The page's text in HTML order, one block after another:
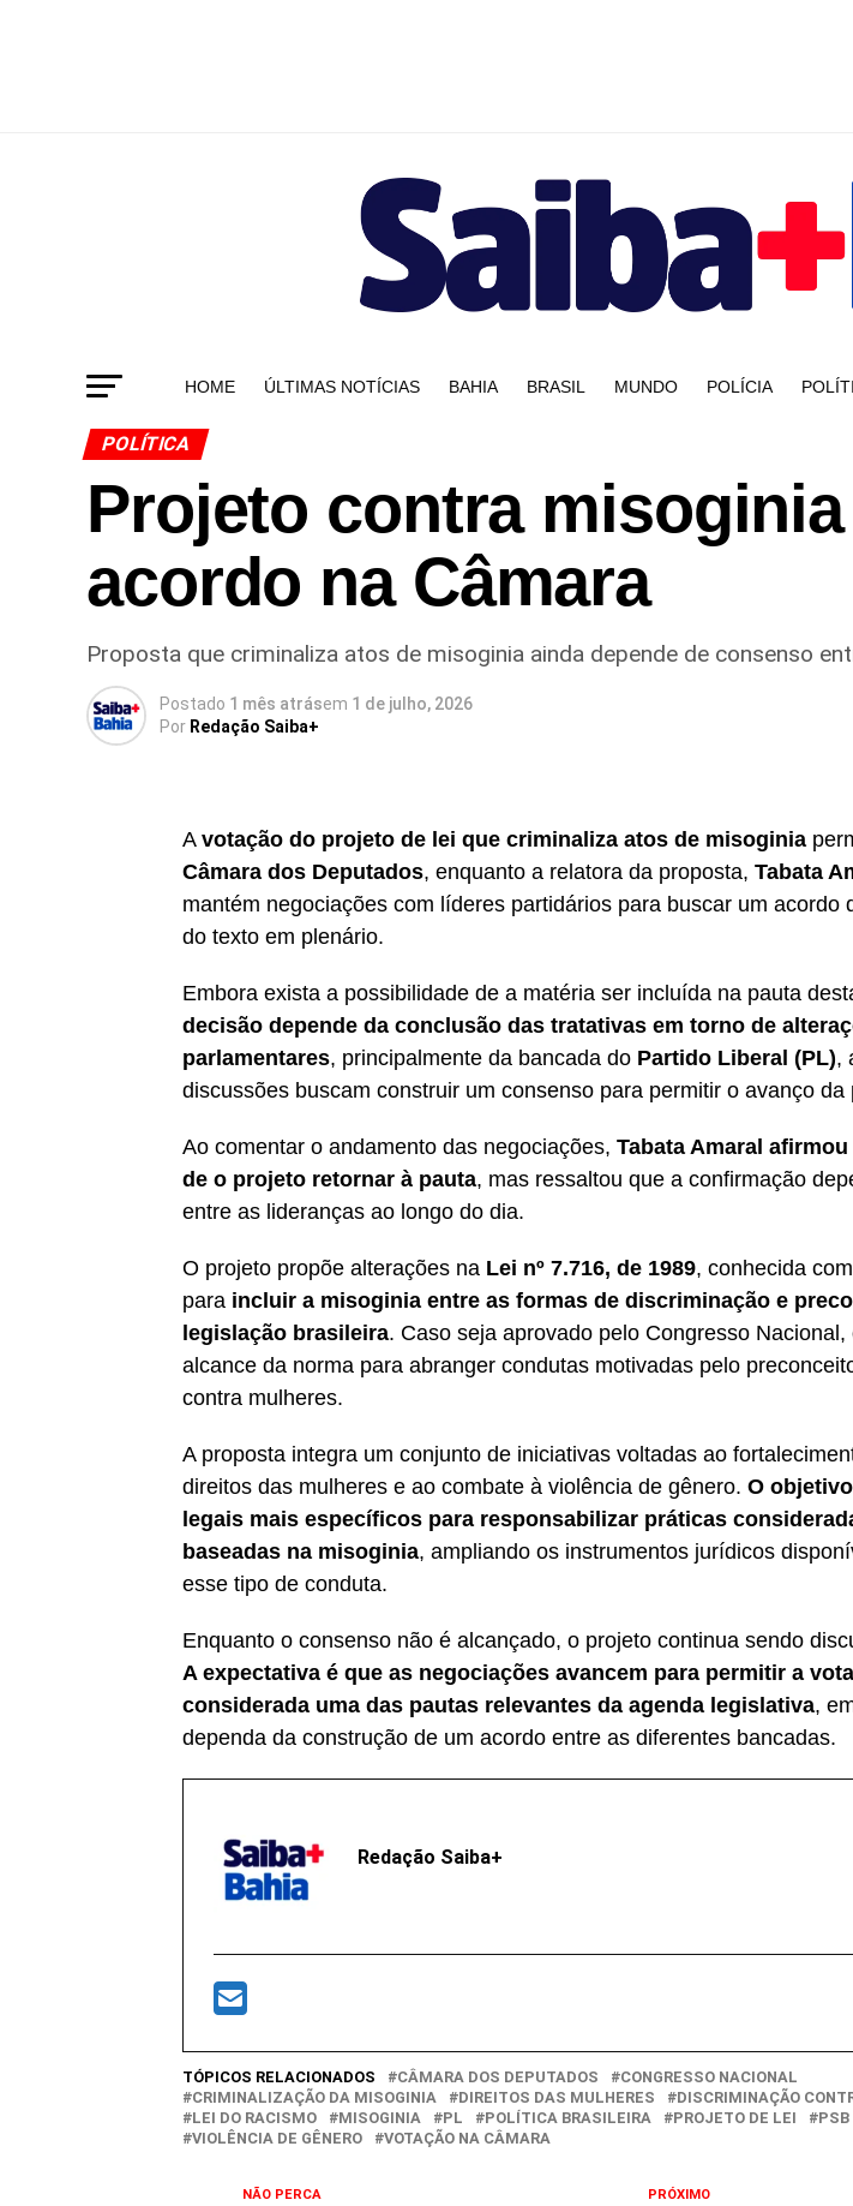
HOME ÚLTIMAS NOTÍCIAS BAHIA BRASIL MUNDO POLÍCIA
POLÍTICA
Projeto contra
acordo na Câmara
Proposta que criminaliza atos de misoginia ainda depende de consenso
Postado 1 mês atrásem 1 de julho, 2026
Por Redação Saiba+
A votação do projeto de lei que criminaliza atos de misoginia
Câmara dos Deputados, enquanto a relatora da proposta, Tabata
mantém negociações com líderes partidários para buscar um acordo
do texto em plenário.
Embora exista a possibilidade de a matéria ser incluída na pauta
decisão depende da conclusão das tratativas em torno de
parlamentares, principalmente da bancada do Partido Liberal (PL),
discussões buscam construir um consenso para permitir o avanço da
Ao comentar o andamento das negociações, Tabata Amaral
de o projeto retornar à pauta, mas ressaltou que a confirmação
entre as lideranças ao longo do dia.
O projeto propõe alterações na Lei nº 7.716, de 1989, conhecida
para incluir a misoginia entre as formas de discriminação e
legislação brasileira. Caso seja aprovado pelo Congresso
alcance da norma para abranger condutas motivadas pelo
contra mulheres.
A proposta integra um conjunto de iniciativas voltadas ao
direitos das mulheres e ao combate à violência de gênero. O
legais mais específicos para responsabilizar práticas
baseadas na misoginia, ampliando os instrumentos jurídicos
esse tipo de conduta.
Enquanto o consenso não é alcançado, o projeto continua sendo
A expectativa é que as negociações avancem para permitir a
considerada uma das pautas relevantes da agenda legislativa,
dependa da construção de um acordo entre as diferentes bancadas.
Redação Saiba+
TÓPICOS RELACIONADOS CÂMARA DOS DEPUTADOS
CONGRESSO NACIONAL
CRIMINALIZAÇÃO DA MISOGINIA
DIREITOS DAS MULHERES
DISCRIMINAÇÃO
LEI DO RACISMO
MISOGINIA PL POLÍTICA BRASILEIRA PROJETO DE LEI PSB
VIOLÊNCIA DE GÊNERO
VOTAÇÃO NA CÂMARA
PRÓXIMO
NÃO PERCA